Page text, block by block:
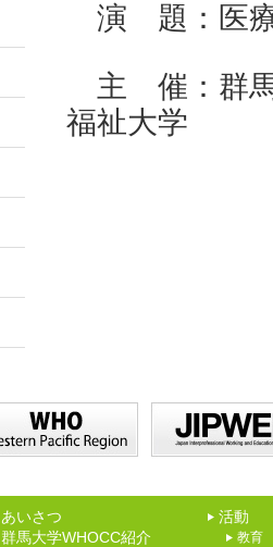
演 題：医療
主 催：群馬
福祉大学
あいさつ
群馬大学WHOCC紹介
活動
教育